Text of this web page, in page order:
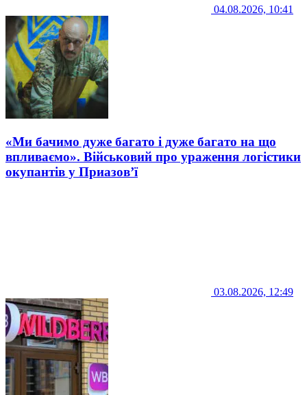
04.08.2026, 10:41
«Ми бачимо дуже багато і дуже багато на що
впливаємо». Військовий про ураження логістики
окупантів у Приазов’ї
03.08.2026, 12:49